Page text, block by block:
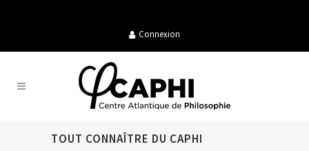
Connexion
TOUT CONNAÎTRE DU CAPHI